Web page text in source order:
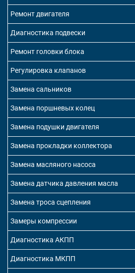
Ремонт двигателя
Диагностика подвески
Ремонт головки блока
Регулировка клапанов
Замена сальников
Замена поршневых колец
Замена подушки двигателя
Замена прокладки коллектора
Замена масляного насоса
Замена датчика давления масла
Замена троса сцепления
Замеры компрессии
Диагностика АКПП
Диагностика МКПП